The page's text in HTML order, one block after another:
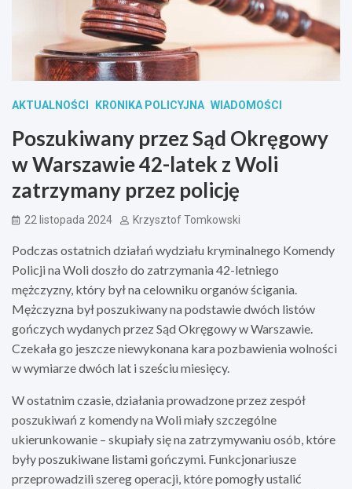
AKTUALNOŚCI KRONIKA POLICYJNA WIADOMOŚCI
Poszukiwany przez Sąd Okręgowy
w Warszawie 42-latek z Woli
zatrzymany przez policję
22 listopada 2024 Krzysztof Tomkowski
Podczas ostatnich działań wydziału kryminalnego Komendy
Policji na Woli doszło do zatrzymania 42-letniego
mężczyzny, który był na celowniku organów ścigania.
Mężczyzna był poszukiwany na podstawie dwóch listów
gończych wydanych przez Sąd Okręgowy w Warszawie.
Czekała go jeszcze niewykonana kara pozbawienia wolności
w wymiarze dwóch lat i sześciu miesięcy.
W ostatnim czasie, działania prowadzone przez zespół
poszukiwań z komendy na Woli miały szczególne
ukierunkowanie – skupiały się na zatrzymywaniu osób, które
były poszukiwane listami gończymi. Funkcjonariusze
przeprowadzili szereg operacji, które pomogły ustalić